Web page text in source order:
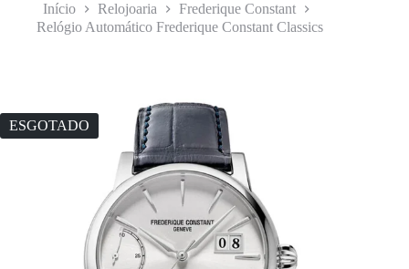
Início Relojoaria
Frederique Constant
Relógio Automático Frederique Constant Classics
ESGOTADO